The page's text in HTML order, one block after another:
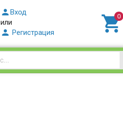
Вход
или
 Регистрация 